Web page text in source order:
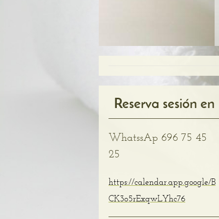
Reserva sesión en
WhatssAp 696 75 45
25
https://calendar.app.google/B
CK3o5rExqwLYhc76